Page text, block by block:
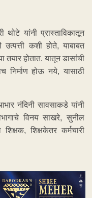
थोटे यांनी प्रास्ताविकातून
उत्पत्ती कशी होते, याबाबत
तयार होतात. यातून डासांची
निर्माण होऊ नये, यासाठी
नंदिनी सावसाकडे यांनी
विनय साखरे, सुनील
शिक्षकेतर कर्मचारी